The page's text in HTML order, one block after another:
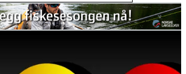
47 lakseoppdrett – då
tilbake